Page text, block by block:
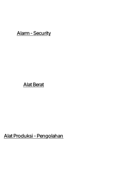
Alarm - Security
Alat Berat
Alat Produksi - Pengolahan